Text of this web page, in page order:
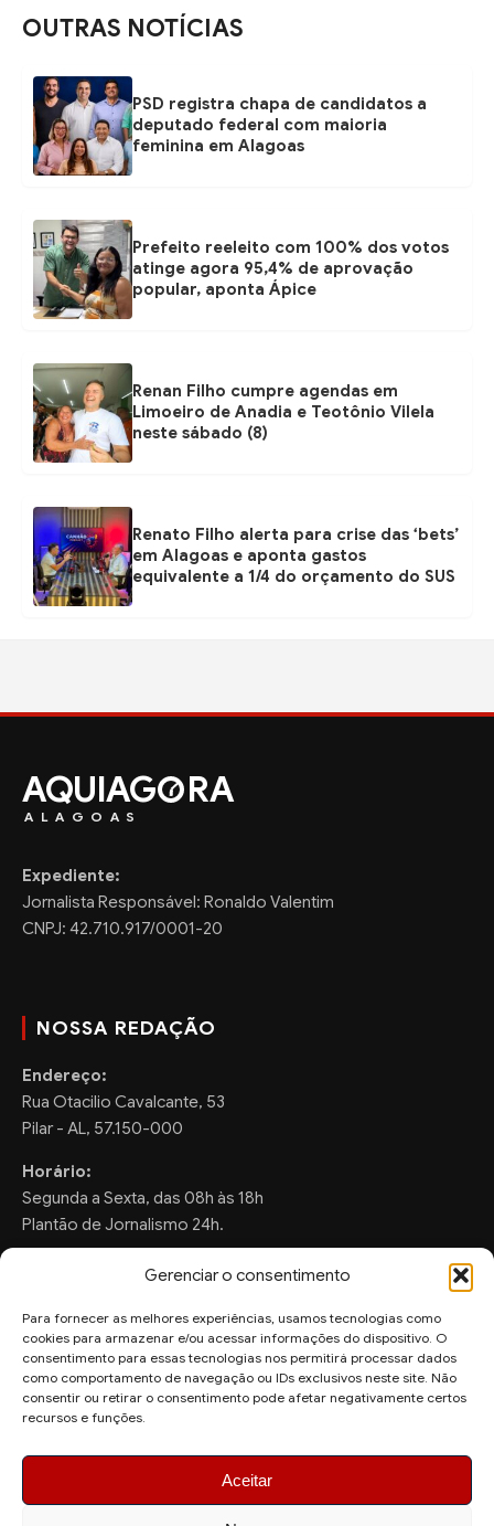
Gerenciar o consentimento
Para fornecer as melhores experiências, usamos tecnologias como
cookies para armazenar e/ou acessar informações do dispositivo. O
consentimento para essas tecnologias nos permitirá processar dados
como comportamento de navegação ou IDs exclusivos neste site. Não
consentir ou retirar o consentimento pode afetar negativamente certos
recursos e funções.
Aceitar
OUTRAS NOTÍCIAS
PSD registra chapa de candidatos a
deputado federal com maioria
feminina em Alagoas
Prefeito reeleito com 100% dos votos
atinge agora 95,4% de aprovação
popular, aponta Ápice
Renan Filho cumpre agendas em
Limoeiro de Anadia e Teotônio Vilela
neste sábado (8)
Renato Filho alerta para crise das ‘bets’
em Alagoas e aponta gastos
equivalente a 1/4 do orçamento do SUS
AQUIAG RA
ALAGOAS
Expediente:
Jornalista Responsável: Ronaldo Valentim
CNPJ: 42.710.917/0001-20
NOSSA REDAÇÃO
Endereço:
Rua Otacilio Cavalcante, 53
Pilar - AL, 57.150-000
Horário:
Segunda a Sexta, das 08h às 18h
Plantão de Jornalismo 24h.
FALE CONOSCO
Sugestões de Pauta:
ronaldo.valentim150@gmail.com